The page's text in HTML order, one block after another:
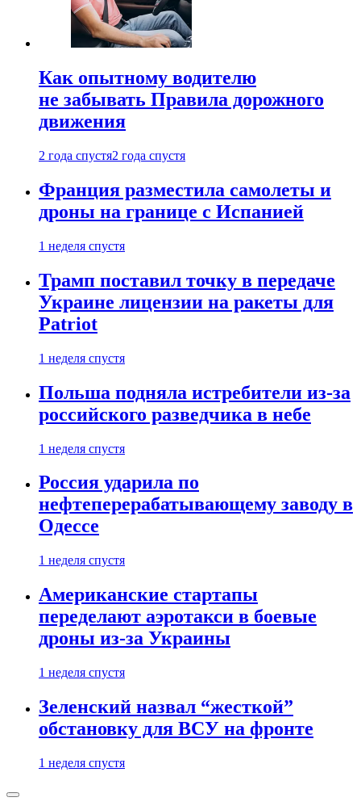
Как опытному водителю
не забывать Правила дорожного
движения
2 года спустя2 года спустя
Франция разместила самолеты и
дроны на границе с Испанией
1 неделя спустя
Трамп поставил точку в передаче
Украине лицензии на ракеты для
Patriot
1 неделя спустя
Польша подняла истребители из-за
российского разведчика в небе
1 неделя спустя
Россия ударила по
нефтеперерабатывающему заводу в
Одессе
1 неделя спустя
Американские стартапы
переделают аэротакси в боевые
дроны из-за Украины
1 неделя спустя
Зеленский назвал “жесткой”
обстановку для ВСУ на фронте
1 неделя спустя